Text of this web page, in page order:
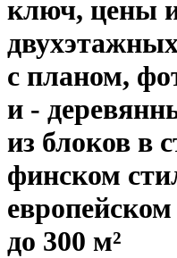
ключ, цены
с планом,
и -
из блоков в
финском
до 300 м²